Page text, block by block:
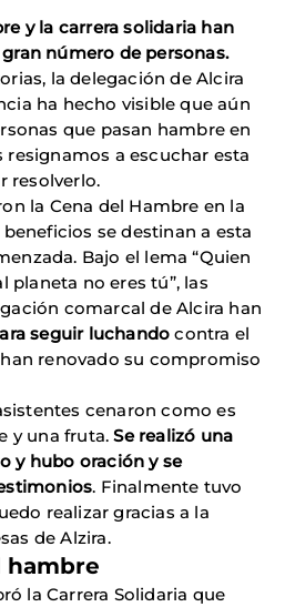
y la carrera solidaria han
número de personas.
la delegación de Alcira
ha hecho visible que aún
que pasan hambre en
a escuchar esta
resolverlo.
la Cena del Hambre en la
beneficios se destinan a esta
Bajo el lema “Quien
planeta no eres tú”, las
comarcal de Alcira han
seguir luchando contra el
renovado su compromiso
cenaron como es
y una fruta.Se realizó una
y hubo oración y se
. Finalmente tuvo
realizar gracias a la
de Alzira.
hambre
la Carrera Solidaria que